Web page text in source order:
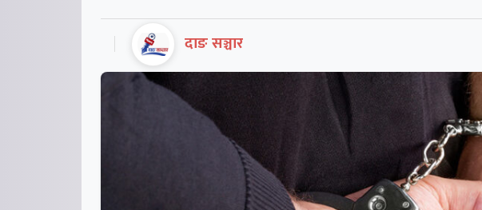
दाङ सञ्चार